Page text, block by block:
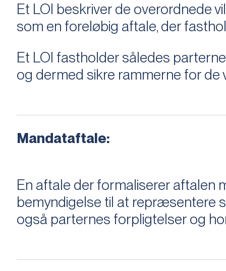
Et LOI beskriver de overordnede
som en foreløbig aftale, der
Et LOI fastholder således
og dermed sikre rammerne for de
Mandataftale:
En aftale der formaliserer
bemyndigelse til at repræsentere
også parternes forpligtelser og